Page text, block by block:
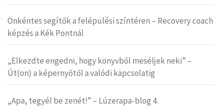
Önkéntes segítők a felépülési színtéren – Recovery coach
képzés a Kék Pontnál
„Elkezdte engedni, hogy könyvből meséljek neki” –
Út(on) a képernyőtől a valódi kapcsolatig
„Apa, tegyél be zenét!” – Lúzerapa-blog 4.